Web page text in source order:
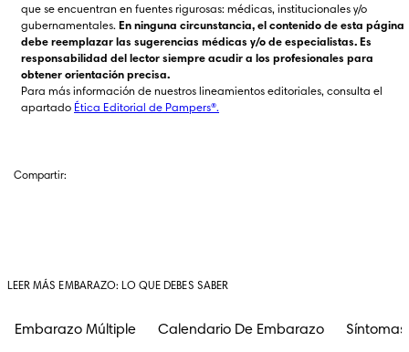
que se encuentran en fuentes rigurosas: médicas, institucionales y/o
gubernamentales. En ninguna circunstancia, el contenido de esta página
debe reemplazar las sugerencias médicas y/o de especialistas. Es
responsabilidad del lector siempre acudir a los profesionales para
obtener orientación precisa.
Para más información de nuestros lineamientos editoriales, consulta el
apartado Ética Editorial de Pampers®.
Compartir:
LEER MÁS EMBARAZO: LO QUE DEBES SABER
Embarazo Múltiple Calendario De Embarazo